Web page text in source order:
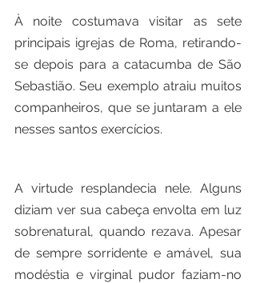
À noite costumava visitar as sete
principais igrejas de Roma, retirando-
se depois para a catacumba de São
Sebastião. Seu exemplo atraiu muitos
companheiros, que se juntaram a ele
nesses santos exercícios.
A virtude resplandecia nele. Alguns
diziam ver sua cabeça envolta em luz
sobrenatural, quando rezava. Apesar
de sempre sorridente e amável, sua
modéstia e virginal pudor faziam-no